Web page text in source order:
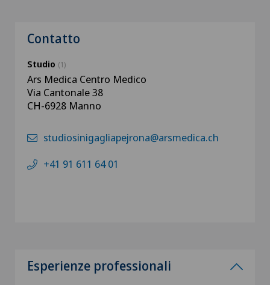
Contatto
Studio (1)
Ars Medica Centro Medico
Via Cantonale 38
CH-6928 Manno
studiosinigagliapejrona@arsmedica.ch
+41 91 611 64 01
Esperienze professionali